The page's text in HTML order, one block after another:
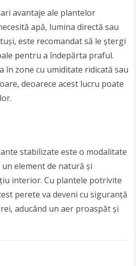
avantaje ale plantelor
apă, lumina directă sau
este recomandat să le ștergi
pentru a îndepărta praful.
în zone cu umiditate ridicată sau
deoarece acest lucru poate
stabilizate este o modalitate
element de natură și
interior. Cu plantele potrivite
perete va deveni cu siguranță
aducând un aer proaspăt și